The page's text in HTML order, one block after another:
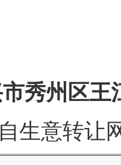
秀州区王
生意转让